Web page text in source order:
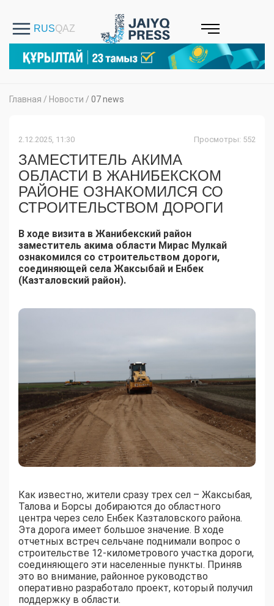
Главная / Новости / 07 news
2.12.2025, 11:30 Просмотры: 552
ЗАМЕСТИТЕЛЬ АКИМА
ОБЛАСТИ В ЖАНИБЕКСКОМ
РАЙОНЕ ОЗНАКОМИЛСЯ СО
СТРОИТЕЛЬСТВОМ ДОРОГИ
В ходе визита в Жанибекский район
заместитель акима области Мирас Мулкай
ознакомился со строительством дороги,
соединяющей села Жаксыбай и Енбек
(Казталовский район).
Как известно, жители сразу трех сел – Жаксыбая,
Талова и Борсы добираются до областного
центра через село Енбек Казталовского района.
Эта дорога имеет большое значение. В ходе
отчетных встреч сельчане поднимали вопрос о
строительстве 12-километрового участка дороги,
соединяющего эти населенные пункты. Приняв
это во внимание, районное руководство
оперативно разработало проект, который получил
поддержку в области.